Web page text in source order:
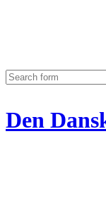
Den